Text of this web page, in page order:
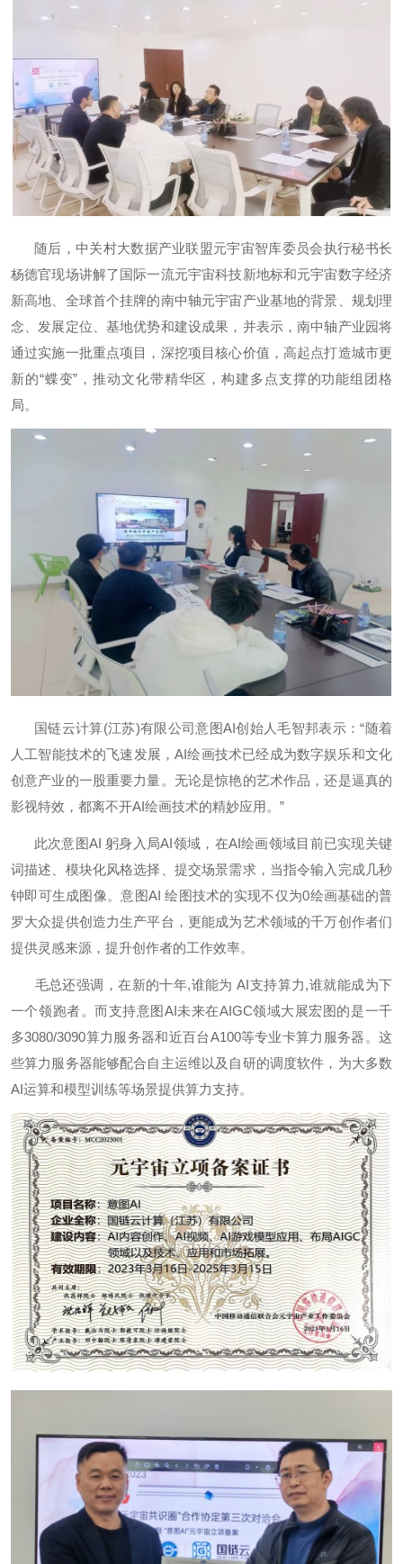
随后，中关村大数据产业联盟元宇宙智库委员会执行秘书长
杨德官现场讲解了国际一流元宇宙科技新地标和元宇宙数字经济
新高地、全球首个挂牌的南中轴元宇宙产业基地的背景、规划理
念、发展定位、基地优势和建设成果，并表示，南中轴产业园将
通过实施一批重点项目，深挖项目核心价值，高起点打造城市更
新的“蝶变”，推动文化带精华区，构建多点支撑的功能组团格
局。
国链云计算(江苏)有限公司意图AI创始人毛智邦表示：“随着
人工智能技术的飞速发展，AI绘画技术已经成为数字娱乐和文化
创意产业的一股重要力量。无论是惊艳的艺术作品，还是逼真的
影视特效，都离不开AI绘画技术的精妙应用。”
此次意图AI 躬身入局AI领域，在AI绘画领域目前已实现关键
词描述、模块化风格选择、提交场景需求，当指令输入完成几秒
钟即可生成图像。意图AI 绘图技术的实现不仅为0绘画基础的普
罗大众提供创造力生产平台，更能成为艺术领域的千万创作者们
提供灵感来源，提升创作者的工作效率。
毛总还强调，在新的十年,谁能为 AI支持算力,谁就能成为下
一个领跑者。而支持意图AI未来在AIGC领域大展宏图的是一千
多3080/3090算力服务器和近百台A100等专业卡算力服务器。这
些算力服务器能够配合自主运维以及自研的调度软件，为大多数
AI运算和模型训练等场景提供算力支持。